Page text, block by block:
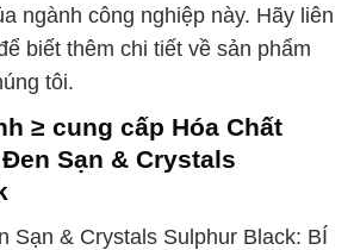
ngành công nghiệp này. Hãy liên
biết thêm chi tiết về sản phẩm
tôi.
≥ cung cấp Hóa Chất
Sạn & Crystals
Sạn & Crystals Sulphur Black: BÍ